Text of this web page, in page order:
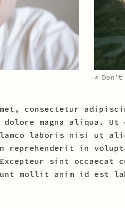
* Don't
consectetur
magna aliqua. Ut
laboris nisi ut
reprehenderit in
sint occaecat
mollit anim id est